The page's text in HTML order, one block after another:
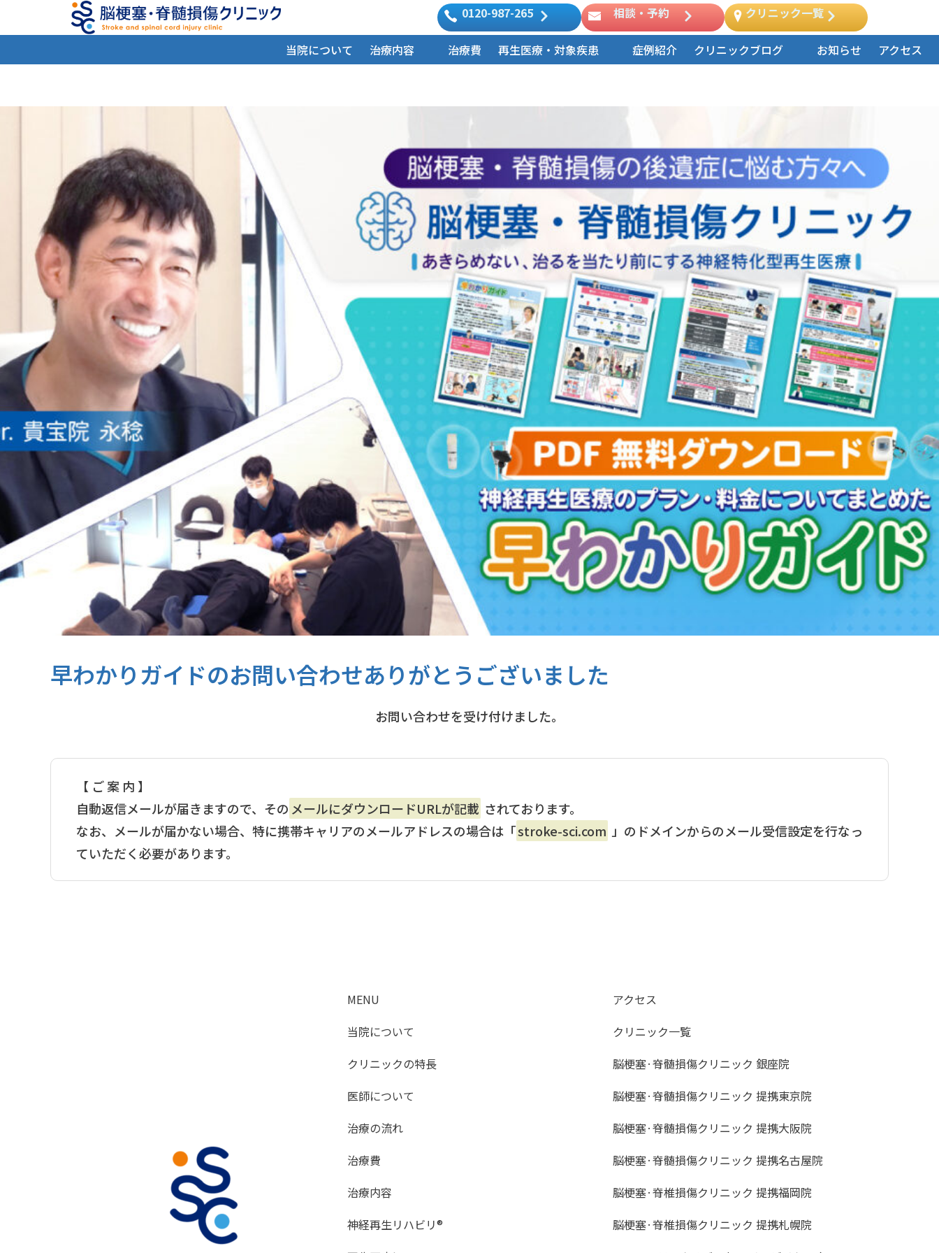
ス
ッ
0120-987-265 相談・予約 クリニック一覧
当院について 治療内容 治療費 再生医療・対象疾患 症例紹介 クリニックブログ お知らせ アクセス
早わかりガイドのお問い合わせありがとうございました
お問い合わせを受け付けました。
【 ご 案 内 】
自動返信メールが届きますので、その メールにダウンロードURLが記載 されております。
なお、メールが届かない場合、特に携帯キャリアのメールアドレスの場合は「stroke-sci.com 」のドメインからのメール受信設定を行なっ
ていただく必要があります。
MENU
当院について
クリニックの特長
医師について
治療の流れ
治療費
治療内容
神経再生リハビリ®
アクセス
クリニック一覧
脳梗塞·脊髄損傷クリニック 銀座院
脳梗塞·脊髄損傷クリニック 提携東京院
脳梗塞·脊髄損傷クリニック 提携大阪院
脳梗塞·脊髄損傷クリニック 提携名古屋院
脳梗塞·脊椎損傷クリニック 提携福岡院
脳梗塞·脊椎損傷クリニック 提携札幌院